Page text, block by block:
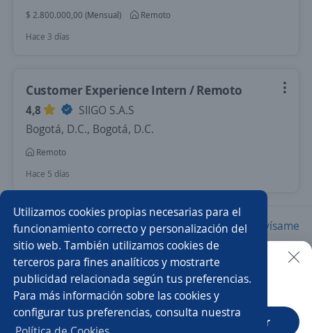
Utilizamos cookies propias necesarias para el
funcionamiento correcto y personalización del
sitio web. También utilizamos cookies de
terceros para fines analíticos y mostrarte
publicidad relacionada según tus preferencias.
Para más información sobre las cookies y
configurar tus preferencias, consulta nuestra
$ 2.800.000,00 (Mensual)
Remoto
Hace 3 días
Customer Experience Intern / Remoto
4,8
SIIGO S.A.S
Bogotá, D.C., Bogotá, D.C.
Remoto
Hace 5 días
Nuevas ofertas de empleo Avísame
Empleos similares
Pasante de calidad Practicante ingenierías industrial
Practicante Ingeniero/a industrial
Buscar es más fácil en la app
CT App Abrir